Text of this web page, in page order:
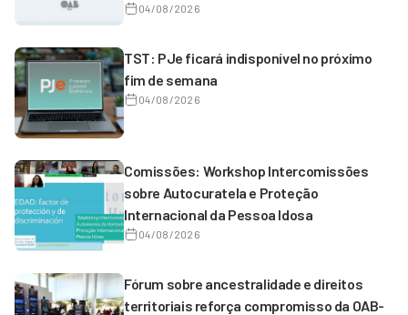
04/08/2026
TST: PJe ficará indisponível no próximo
fim de semana
04/08/2026
Comissões: Workshop Intercomissões
sobre Autocuratela e Proteção
Internacional da Pessoa Idosa
04/08/2026
Fórum sobre ancestralidade e direitos
territoriais reforça compromisso da OAB-